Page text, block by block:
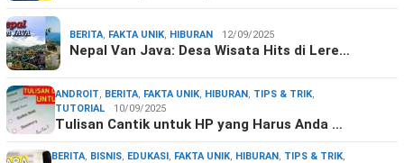
BERITA, FAKTA UNIK, HIBURAN 12/09/2025
Nepal Van Java: Desa Wisata Hits di Lere…
ANDROIT, BERITA, FAKTA UNIK, HIBURAN, TIPS & TRIK,
TUTORIAL
10/09/2025
Tulisan Cantik untuk HP yang Harus Anda …
BERITA, BISNIS, EDUKASI, FAKTA UNIK, HIBURAN, TIPS & TRIK,